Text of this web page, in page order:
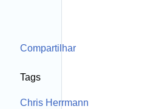
Compartilhar
Tags
Chris Herrmann